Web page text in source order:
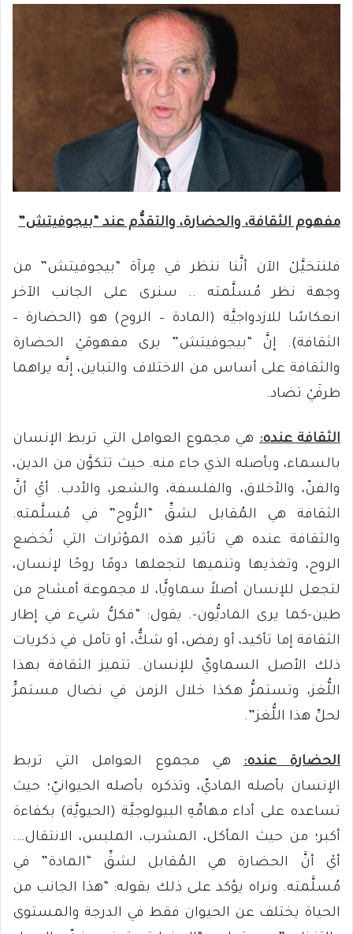
مفهوم الثقافة، والحضارة، والتقدُّم عند “بيجوفيتش”
فلنتخيَّلْ الآن أنَّنا ننظر في مِرآة “بيجوفيتش” من
وجهة نظر مُسلَّمته .. سنرى على الجانب الآخر
انعكاسًا للازدواجيَّة (المادة – الروح) هو (الحضارة –
الثقافة). إنَّ “بيجوفيتش” يرى مفهومَيْ الحضارة
والثقافة على أساس من الاختلاف والتباين، إنَّه يراهما
طرفَيْ تضاد.
الثقافة عنده:هي مجموع العوامل التي تربط الإنسان
بالسماء، وبأصله الذي جاء منه. حيث تتكوَّن من الدين،
والفنّ، والأخلاق، والفلسفة، والشعر، والأدب. أيْ أنَّ
الثقافة هي المُقابل لشقِّ “الرُّوح” في مُسلَّمته.
والثقافة عنده هي تأثير هذه المؤثرات التي تُخضع
الروح، وتغذيها وتنميها لتجعلها دومًا روحًا لإنسان،
لتجعل للإنسان أصلاً سماويًّا، لا مجموعة أمشاج من
طين-كما يرى الماديُّون-. يقول: “فكلُّ شيء في إطار
الثقافة إما تأكيد، أو رفض، أو شكٌّ، أو تأمل في ذكريات
ذلك الأصل السماويّ للإنسان. تتميز الثقافة بهذا
اللُّغز، وتستمرُّ هكذا خلال الزمن في نضال مستمرٍّ
لحلِّ هذا اللُّغز”.
الحضارة عنده:هي مجموع العوامل التي تربط
الإنسان بأصله الماديّ، وتذكره بأصله الحيوانيّ؛ حيث
تساعده على أداء مهامِّهِ البيولوجيَّة (الحيويَّة) بكفاءة
أكبر؛ من حيث المأكل، المشرب، الملبس، الانتقال….
أيْ أنَّ الحضارة هي المُقابل لشقِّ “المادة” في
مُسلَّمته. ونراه يؤكد على ذلك بقوله: “هذا الجانب من
الحياة يختلف عن الحيوان فقط في الدرجة والمستوى